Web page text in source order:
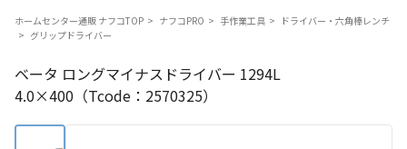
ホームセンター通販 ナフコTOP ナフコPRO 手作業工具
ドライバー・六角棒レンチ
グリップドライバー
ベータ ロングマイナスドライバー 1294L
4.0×400（Tcode：2570325）